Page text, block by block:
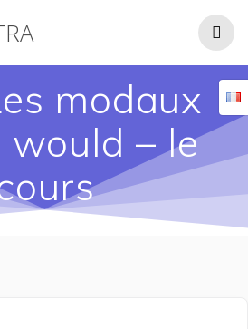
modaux
– le